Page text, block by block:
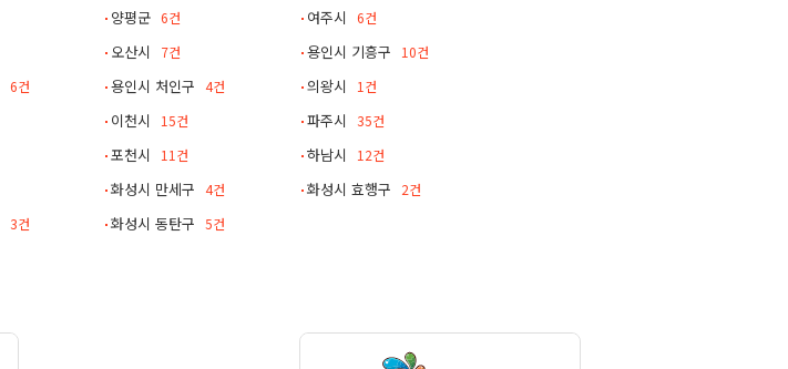
양평군 6건 여주시 6건
오산시 7건 용인시 기흥구 10건
6건 용인시 처인구 4건 의왕시 1건
이천시 15건 파주시 35건
포천시 11건 하남시 12건
화성시 만세구 4건 화성시 효행구 2건
3건 화성시 동탄구 5건